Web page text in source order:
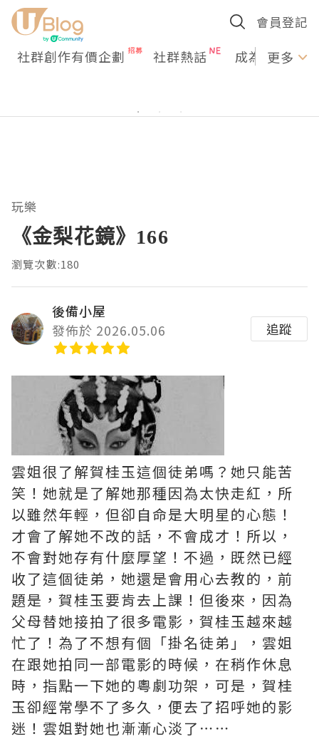
會員登記
社群創作有價企劃 社群熱話 成為U更多
玩樂
《金梨花鏡》166
瀏覽次數:180
後備小屋
發佈於 2026.05.06
追蹤
雲姐很了解賀桂玉這個徒弟嗎？她只能苦
笑！她就是了解她那種因為太快走紅，所
以雖然年輕，但卻自命是大明星的心態！
才會了解她不改的話，不會成才！所以，
不會對她存有什麼厚望！不過，既然已經
收了這個徒弟，她還是會用心去教的，前
題是，賀桂玉要肯去上課！但後來，因為
父母替她接拍了很多電影，賀桂玉越來越
忙了！為了不想有個「掛名徒弟」，雲姐
在跟她拍同一部電影的時候，在稍作休息
時，指點一下她的粵劇功架，可是，賀桂
玉卻經常學不了多久，便去了招呼她的影
迷！雲姐對她也漸漸心淡了⋯⋯